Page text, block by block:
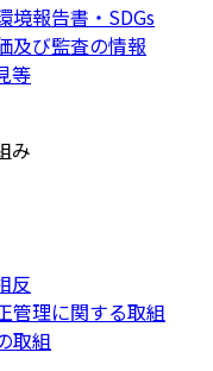
境報告書・SDGs
及び監査の情報
等
み
反
管理に関する取組
取組